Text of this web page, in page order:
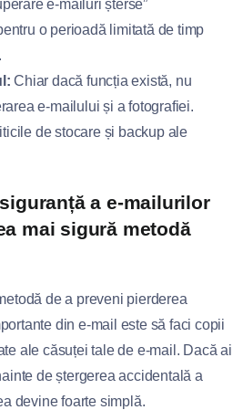
e-mailuri șterse”
o perioadă limitată de timp
Chiar dacă funcția există, nu
e-mailului și a fotografiei.
de stocare și backup ale
a e-mailurilor
mai sigură metodă
de a preveni pierderea
din e-mail este să faci copii
ale căsuței tale de e-mail. Dacă ai
de ștergerea accidentală a
devine foarte simplă.